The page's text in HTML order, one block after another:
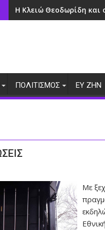
Η Κλειώ Θεοδωρίδη και
ΠΟΛΙΤΙΣΜΟΣ ΕΥ ΖΗΝ
Με